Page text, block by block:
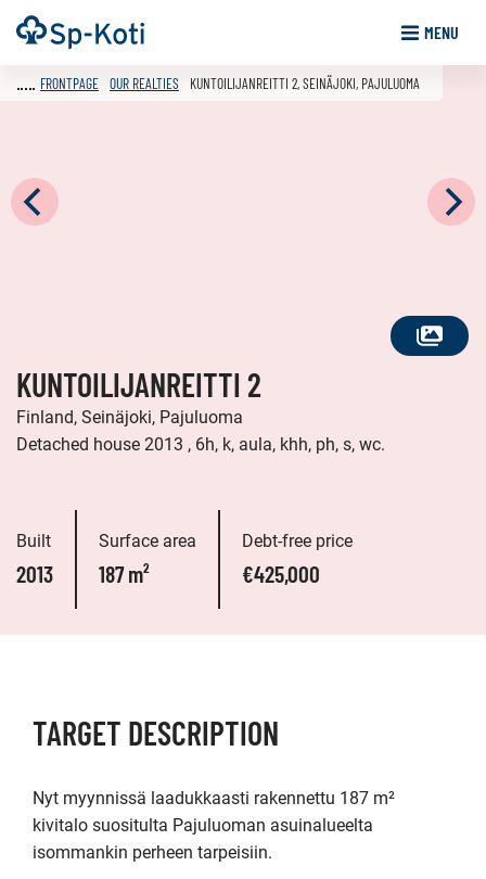
Go
to
Frontpage MENU
SEE
FRONTPAGE OUR REALTIES KUNTOILIJANREITTI 2, SEINÄJOKI, PAJULUOMA
KUNTOILIJANREITTI 2
Finland, Seinäjoki, Pajuluoma
Detached house 2013 , 6h, k, aula, khh, ph, s, wc.
Built
2013
Surface area
187 m²
Debt-free price
€425,000
TARGET DESCRIPTION
Nyt myynnissä laadukkaasti rakennettu 187 m²
kivitalo suositulta Pajuluoman asuinalueelta
isommankin perheen tarpeisiin.